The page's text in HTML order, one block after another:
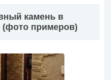
камень в
(фото примеров)